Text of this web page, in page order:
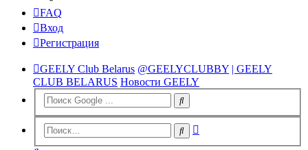
FAQ
Вход
Регистрация
GEELY Club Belarus @GEELYCLUBBY | GEELY
CLUB BELARUS Новости GEELY
Поиск